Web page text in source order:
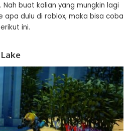
buat kalian yang mungkin lagi
apa dulu di roblox, maka bisa coba
ini.